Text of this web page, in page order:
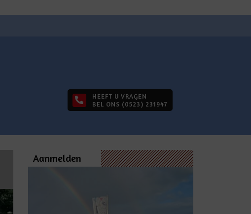
HEEFT U VRAGEN
BEL ONS (0523) 231947
Aanmelden